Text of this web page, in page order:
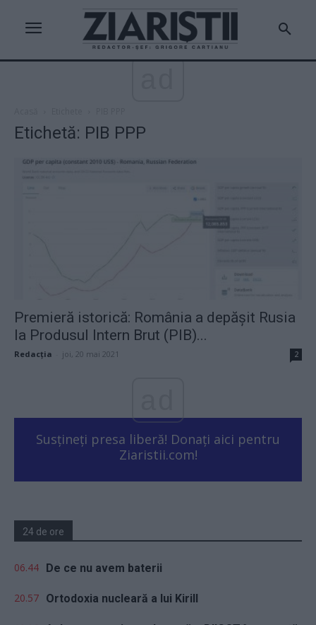
Etichetă: PIB PPP
Premieră istorică: România a depășit Rusia
la Produsul Intern Brut (PIB)...
Redacţia joi, 20 mai 2021 2
Susțineți presa liberă! Donați aici pentru
Ziaristii.com!
24 de ore
06.44 De ce nu avem baterii
20.57 Ortodoxia nucleară a lui Kirill